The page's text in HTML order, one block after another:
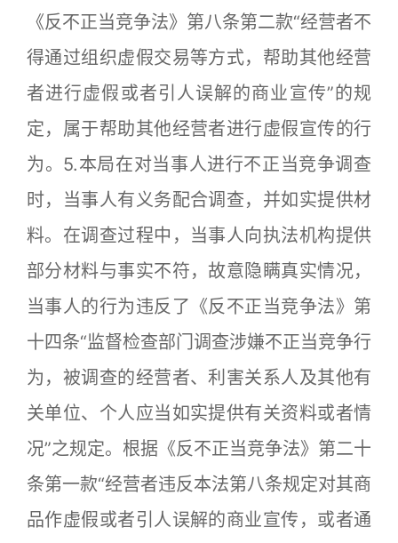
《反不正当竞争法》第八条第二款“经营者不
得通过组织虚假交易等方式，帮助其他经营
者进行虚假或者引人误解的商业宣传”的规
定，属于帮助其他经营者进行虚假宣传的行
为。5.本局在对当事人进行不正当竞争调查
时，当事人有义务配合调查，并如实提供材
料。在调查过程中，当事人向执法机构提供
部分材料与事实不符，故意隐瞒真实情况，
当事人的行为违反了《反不正当竞争法》第
十四条“监督检查部门调查涉嫌不正当竞争行
为，被调查的经营者、利害关系人及其他有
关单位、个人应当如实提供有关资料或者情
况”之规定。根据《反不正当竞争法》第二十
条第一款“经营者违反本法第八条规定对其商
品作虚假或者引人误解的商业宣传，或者通